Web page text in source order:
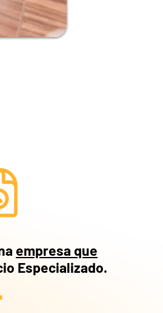
empresa que
Especializado.